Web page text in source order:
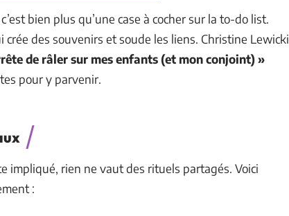
bien plus qu’une case à cocher sur la to-do list.
crée des souvenirs et soude les liens. Christine Lewicki
de râler sur mes enfants (et mon conjoint) »
pour y parvenir.
impliqué, rien ne vaut des rituels partagés. Voici
: